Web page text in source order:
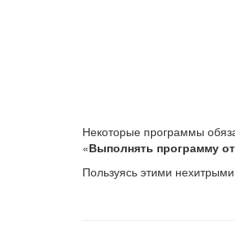
Некоторые программы
«Выполнять программу
Пользуясь этими